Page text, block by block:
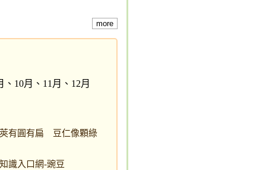
more
10月、11月、12月
有圓有扁 豆仁像顆綠
識入口網-豌豆